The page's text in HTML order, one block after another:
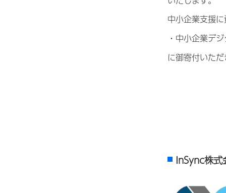
中小企業支援
・中小企業デ
に御寄付いた
InSync株式